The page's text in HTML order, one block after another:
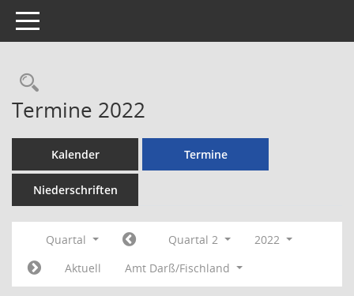
Toggle navigation
Rechercheauswahl
Termine 2022
Kalender Termine
Niederschriften
Quartal Quartal 2
2022
Aktuell
Amt Darß/Fischland